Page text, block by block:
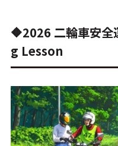
🔶2026 二輪車安
g Lesson